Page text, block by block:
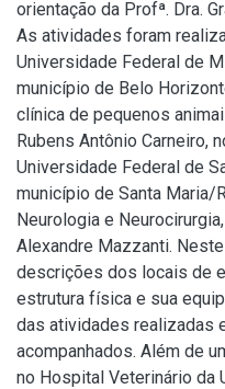
orientação da Profª. Dra.
As atividades foram
Universidade Federal de
município de Belo
clínica de pequenos
Rubens Antônio Carneiro,
Universidade Federal de
município de Santa Maria/
Neurologia e
Alexandre Mazzanti.
descrições dos locais de
estrutura física e sua
das atividades realizadas
acompanhados. Além de
no Hospital Veterinário da